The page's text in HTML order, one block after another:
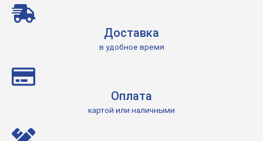
Доставка
в удобное время
Оплата
картой или наличными